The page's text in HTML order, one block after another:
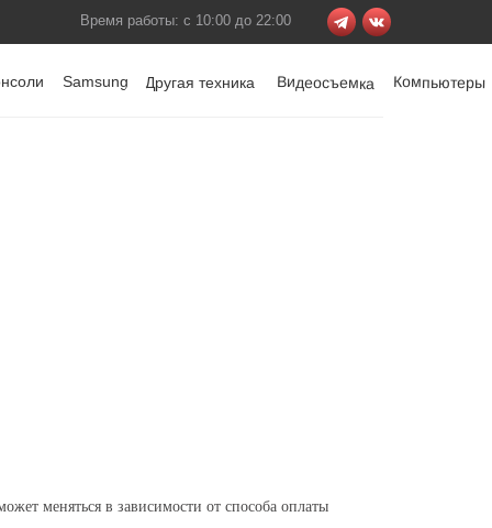
Время работы: с 10:00 до 22:00
Компьютеры
Видеосъемка
Другая техника
Samsung
меняться в зависимости от способа оплаты